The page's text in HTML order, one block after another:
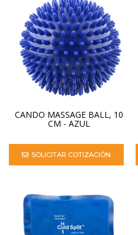
CANDO MASSAGE BALL, 10
CM - AZUL
SOLICITAR COTIZACIÓN